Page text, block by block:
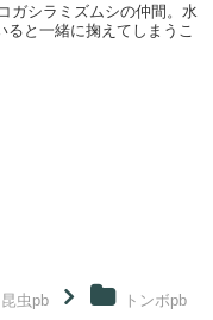
ガシラミズムシの仲間。水
ると一緒に掬えてしまうこ
昆虫pb トンボpb